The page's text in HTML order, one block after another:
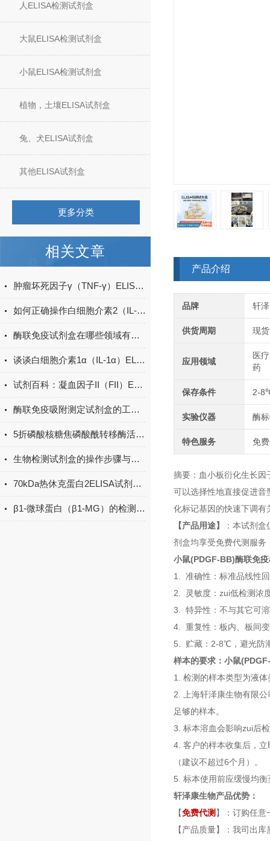
人ELISA检测试剂盒
大鼠ELISA检测试剂盒
小鼠ELISA检测试剂盒
植物，土壤ELISA试剂盒
兔、犬ELISA试剂盒
其他ELISA试剂盒
更多分类
相关文章
肿瘤坏死因子γ（TNF-γ）ELISA试剂盒的工作原理
如何正确操作白细胞介素2（IL-2）ELISA试剂盒？
酶联免疫试剂盒在哪些领域有广泛应用？
谈谈白细胞介素1α（IL-1α）ELISA试剂盒的操作步骤
试剂百科：凝血因子II（FII）ELISA试剂盒用途、特点、操作注意事项
酶联免疫吸附测定试剂盒的工作原理与应用
5折磷酸核糖焦磷酸酰转移酶活性检测试剂盒
生物检测试剂盒的操作步骤与实验注意事项
70kDa热休克蛋白2ELISA试剂盒课题研究讨论操作法
β1-微球蛋白（β1-MG）的检测方法有哪些？
产品介绍
品牌 轩
供货周期 现货
应用领域
医
药
保存条件 2-
实验仪器 酶
特色服务 免
摘要：血小板衍化生长因
可以选择性地直接促进
化标记基因的快速下调有
【产品用途】
：本试剂
剂盒均享受免费代测服务
小鼠(PDGF-BB)酶联免
1. 准确性：标准品线性
2. 灵敏度：zui低检测浓
3. 特异性：不与其它可
4. 重复性：板内、板间
5. 贮藏：2-8℃，避光防
样本的要求： 小鼠
1. 检测的样本类型为液
2. 上海轩泽康生物有限
足够的样本。
3. 标本溶血会影响zui后
4. 客户的样本收集后，
（建议不超过6个月）。
5. 标本使用前应缓慢均
轩泽康生物产品优势：
【免费代测 】：订购任意
【产品质量】：我司出